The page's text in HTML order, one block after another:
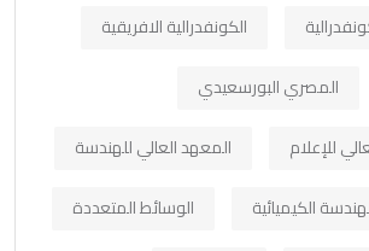
الكونفدرالية الافريقية
المصري البورسعيدي
للإعلام
المعهد العالي للهندسة
الكيميائية
الوسائط المتعددة